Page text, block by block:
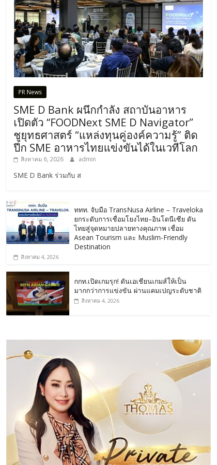
PR News
SME D Bank ผนึกกำลัง สถาบันอาหาร
เปิดตัว “FOODNext SME D Navigator”
ชูยุทธศาสตร์ “แหล่งทุนคู่องค์ความรู้” ติด
ปีก SME อาหารไทยแข่งขันได้ในเวทีโลก
สิงหาคม 6, 2026 admin
SME D Bank ร่วมกับ ส
ททท. จับมือ TransNusa Airline – Traveloka
ยกระดับการเชื่อมโยงไทย–อินโดนีเซีย ดัน
ไทยสู่จุดหมายปลายทางคุณภาพ เชื่อม
Asean Tourism และ Muslim-Friendly
Destination
สิงหาคม 4, 2026
กกท.เปิดเกมรุก! ดันเอเชียนเกมส์ให้เป็น
มากกว่าการแข่งขัน ผ่านแคมเปญระดับชาติ
สิงหาคม 4, 2026